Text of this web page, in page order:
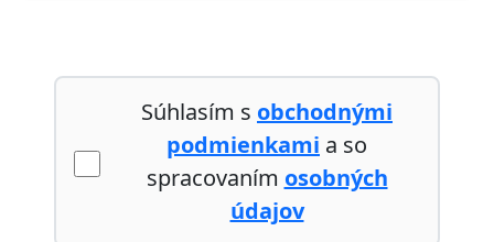
Súhlasím s obchodnými
podmienkami a so
spracovaním osobných
údajov